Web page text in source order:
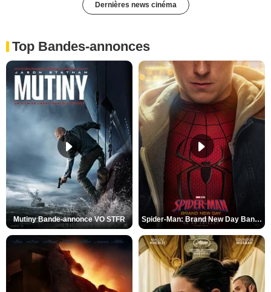
Dernières news cinéma
Top Bandes-annonces
Mutiny Bande-annonce VO STFR Spider-Man: Brand New Day Bande-annonce VO STFR